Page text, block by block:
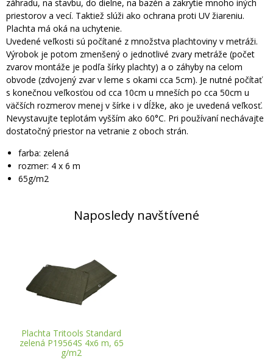
záhradu, na stavbu, do dielne, na bazén a zakrytie mnoho iných
priestorov a vecí. Taktiež slúži ako ochrana proti UV žiareniu.
Plachta má oká na uchytenie.
Uvedené veľkosti sú počítané z množstva plachtoviny v metráži.
Výrobok je potom zmenšený o jednotlivé zvary metráže (počet
zvarov montáže je podľa šírky plachty) a o záhyby na celom
obvode (zdvojený zvar v leme s okami cca 5cm). Je nutné počítať
s konečnou veľkosťou od cca 10cm u mneších po cca 50cm u
väčších rozmerov menej v šírke i v dĺžke, ako je uvedená veľkosť.
​Nevystavujte teplotám vyšším ako 60°C. Pri používaní nechávajte
dostatočný priestor na vetranie z oboch strán.
farba: zelená
rozmer: 4 x 6 m
65g/m2
Naposledy navštívené
Plachta Tritools Standard
zelená P19564S 4x6 m, 65
g/m2